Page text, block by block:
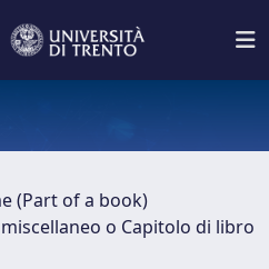
(Part of a book)
o Capitolo di libro